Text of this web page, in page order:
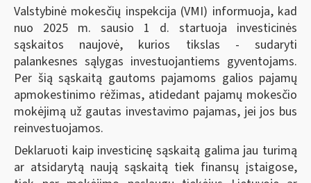
Valstybinė mokesčių inspekcija (VMI) informuoja, kad
nuo 2025 m. sausio 1 d. startuoja investicinės
sąskaitos naujovė, kurios tikslas - sudaryti
palankesnes sąlygas investuojantiems gyventojams.
Per šią sąskaitą gautoms pajamoms galios pajamų
apmokestinimo rėžimas, atidedant pajamų mokesčio
mokėjimą už gautas investavimo pajamas, jei jos bus
reinvestuojamos.
Deklaruoti kaip investicinę sąskaitą galima jau turimą
ar atsidarytą naują sąskaitą tiek finansų įstaigose,